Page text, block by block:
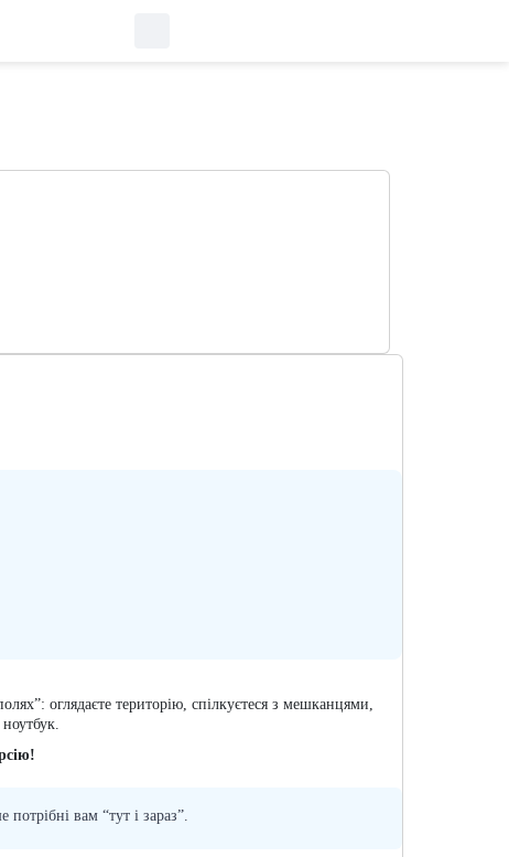
оглядаєте територію, спілкуєтеся з мешканцями,
вам “тут і зараз”.